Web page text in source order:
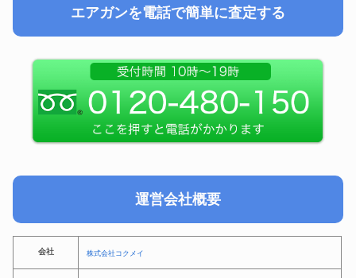
エアガンを電話で簡単に査定する
運営会社概要
会社 株式会社コクメイ